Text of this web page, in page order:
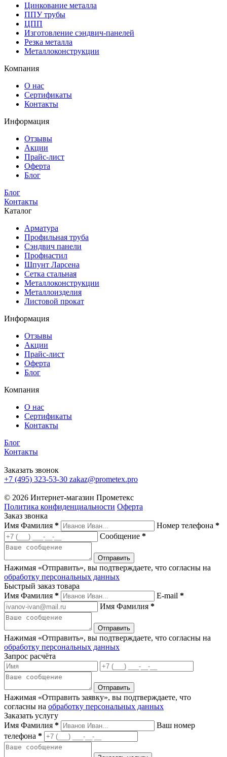
Цинкование металла
ППУ трубы
ЦПП
Изготовление сэндвич-панелей
Резка металла
Металлоконструкции
Компания
О нас
Сертификаты
Контакты
Информация
Отзывы
Акции
Прайс-лист
Оферта
Блог
Блог
Контакты
Каталог
Арматура
Профильная труба
Сэндвич панели
Профнастил
Шпунт Ларсена
Сетка стальная
Металлоконструкции
Металлоизделия
Листовой прокат
Информация
Отзывы
Акции
Прайс-лист
Оферта
Блог
Компания
О нас
Сертификаты
Контакты
Блог
Контакты
Заказать звонок
+7 (495) 323-53-30 zakaz@prometex.pro
© 2026 Интернет-магазин Прометекс
Политика конфиденциальности Оферта
Заказ звонка
Имя Фамилия * Номер телефона *
Сообщение *
Нажимая «Отправить», вы подтверждаете, что согласны на
обработку персональных данных
Быстрый заказ товара
Имя Фамилия * E-mail *
Имя Фамилия *
Нажимая «Отправить», вы подтверждаете, что согласны на
обработку персональных данных
Запрос расчёта
Нажимая «Отправить заявку», вы подтверждаете, что
согласны на обработку персональных данных
Заказать услугу
Имя Фамилия *
Ваш номер
телефона *